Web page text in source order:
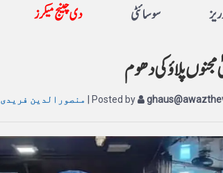
دی چینج میکرز سوسائٹی
مجنوں پلاؤ کی دھوم
منصورالدین فریدی | Posted by